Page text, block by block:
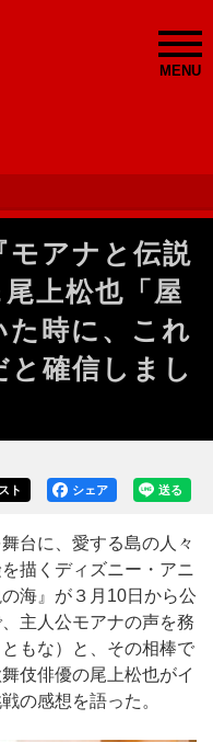
MENU
モアナと伝説
上松也「屋
た時に、これ
確信しまし
送る
シェア
ト
台に、愛する島の人々
描くディズニー・アニ
海』が３月10日から公
主人公モアナの声を務
もな）と、その相棒で
伎俳優の尾上松也がイ
の感想を語った。